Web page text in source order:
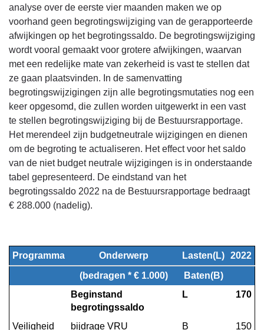
Financieel
beeld
Begrotingswijziging
2022
analyse over de eerste vier maanden maken we op
voorhand geen begrotingswijziging van de gerapporteerde
afwijkingen op het begrotingssaldo. De begrotingswijziging
wordt vooral gemaakt voor grotere afwijkingen, waarvan
met een redelijke mate van zekerheid is vast te stellen dat
ze gaan plaatsvinden. In de samenvatting
begrotingswijzigingen zijn alle begrotingsmutaties nog een
keer opgesomd, die zullen worden uitgewerkt in een vast
te stellen begrotingswijziging bij de Bestuursrapportage.
Het merendeel zijn budgetneutrale wijzigingen en dienen
om de begroting te actualiseren. Het effect voor het saldo
van de niet budget neutrale wijzigingen is in onderstaande
tabel gepresenteerd. De eindstand van het
begrotingssaldo 2022 na de Bestuursrapportage bedraagt
€ 288.000 (nadelig).
Programma Onderwerp Lasten(L) 2022
(bedragen * € 1.000)
Baten(B)
Beginstand
begrotingssaldo
L 170
Veiligheid bijdrage VRU B 150